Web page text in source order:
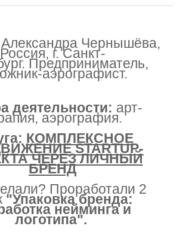
Александра Чернышёва,
Россия, г. Санкт-
Предприниматель,
аэрографист.
деятельности: арт-
аэрография.
КОМПЛЕКСНОЕ
STARTUP-
ЧЕРЕЗ ЛИЧНЫЙ
БРЕНД
Проработали 2
"Упаковка бренда:
нейминга и
логотипа".